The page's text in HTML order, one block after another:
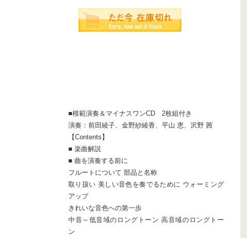
■模範演奏＆マイナスワンCD 2枚組付き
演奏：前田綾子、金野紗綾香、平山 恵、沢野 茜
【Contents】
■ 楽曲解説
■ 曲を演奏する前に
フルートについて 部品と名称
取り扱い 美しい音色を奏でるために ウォーミング
アップ
きれいな音色への第一歩
中音～低音域のロングトーン 高音域のロングトー
ン